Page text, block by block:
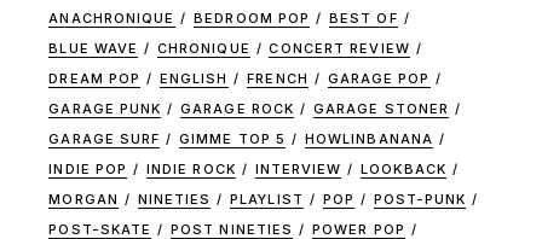
ANACHRONIQUE BEDROOM POP
BEST OF
BLUE WAVE
CHRONIQUE
CONCERT REVIEW
DREAM POP
ENGLISH FRENCH
GARAGE POP
GARAGE PUNK
GARAGE ROCK
GARAGE STONER
GARAGE SURF
GIMME TOP 5
HOWLINBANANA
INDIE POP
INDIE ROCK INTERVIEW
LOOKBACK
MORGAN
NINETIES PLAYLIST POP
POST-PUNK
POST-SKATE
POST NINETIES
POWER POP